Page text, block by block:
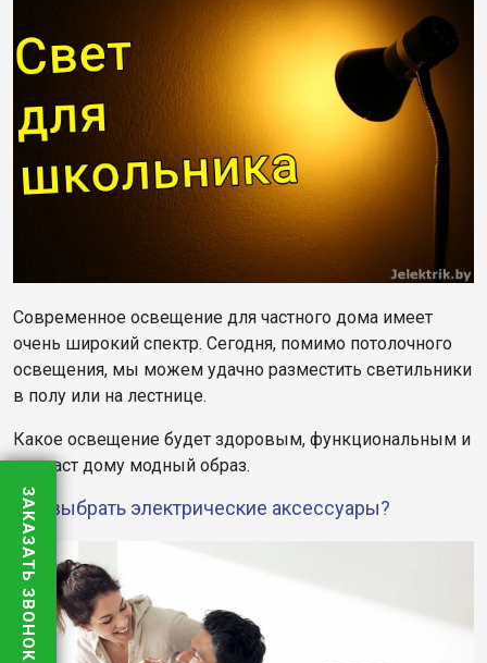
Современное освещение для частного дома имеет
очень широкий спектр. Сегодня, помимо потолочного
освещения, мы можем удачно разместить светильники
в полу или на лестнице.
Какое освещение будет здоровым, функциональным и
придаст дому модный образ.
Как выбрать электрические аксессуары?
ЗАКАЗАТЬ ЗВОНОК